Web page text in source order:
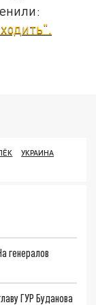
УКРАИНА
генералов
ГУР Буданова